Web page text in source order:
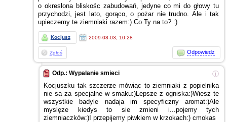
o okreslonabliskośc zabudowań, jedyne co mi do głowy tu
przychodzi, jest lato, gorąco,o pożarnie trudno. Ale i tak
upieczemy te ziemniaki razem:) Co Ty na to? :)
Kocjusz 2009-08-03, 10:28
Zgłoś Odpowiedz
ⓘ
Odp.: Wypalanie smieci
Kocjuszku tak szczerze mówiąc to ziemniaki z popielnika
nie sa za specjalne w smaku:)Lepsze z ogniska:)Wiesz te
wszystkie badyle nadaja im specyficzny aromat:)Ale
myslęze kiedys to sie zmieni i...pojemy tych
ziemniaczków:)I przepijemy piwkiemw krzokach:) cmokas